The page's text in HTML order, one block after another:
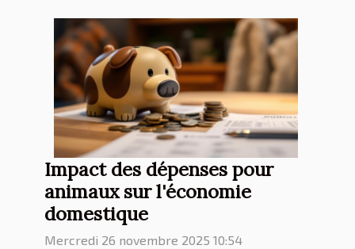
Impact des dépenses pour
animaux sur l'économie
domestique
Mercredi 26 novembre 2025 10:54